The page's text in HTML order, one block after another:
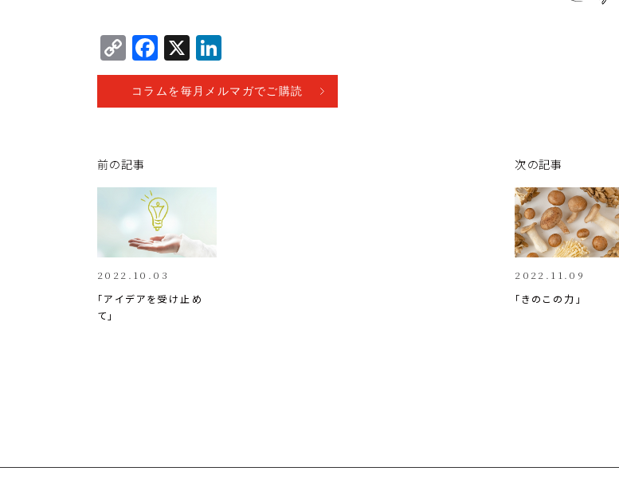
C
o
p
Li
n
k
F
a
c
o
k
X
n
k
コラムを毎月メルマガでご購読
前の記事
2022.10.03
「アイデアを受け止め
て」
次の記事
2022.11.09
「きのこの力」